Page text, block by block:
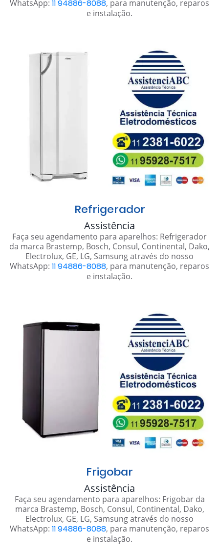
WhatsApp: 11 94886-8088, para manutenção, reparos
e instalação.
Refrigerador
Assistência
Faça seu agendamento para aparelhos: Refrigerador
da marca Brastemp, Bosch, Consul, Continental, Dako,
Electrolux, GE, LG, Samsung através do nosso
WhatsApp: 11 94886-8088, para manutenção, reparos
e instalação.
Frigobar
Assistência
Faça seu agendamento para aparelhos: Frigobar da
marca Brastemp, Bosch, Consul, Continental, Dako,
Electrolux, GE, LG, Samsung através do nosso
WhatsApp: 11 94886-8088, para manutenção, reparos
e instalação.